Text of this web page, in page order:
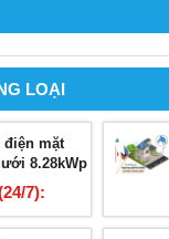
LOẠI
điện mặt
8.28kWp
7):